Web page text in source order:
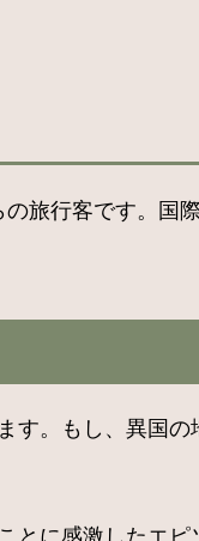
旅行客です。国
す。もし、異国